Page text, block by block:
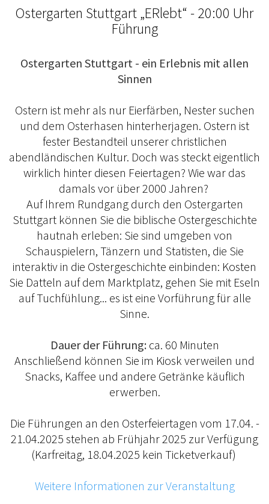
Ostergarten Stuttgart „ERlebt“ - 20:00 Uhr
Führung
Ostergarten Stuttgart - ein Erlebnis mit allen
Sinnen
Ostern ist mehr als nur Eierfärben, Nester suchen
und dem Osterhasen hinterherjagen. Ostern ist
fester Bestandteil unserer christlichen
abendländischen Kultur. Doch was steckt eigentlich
wirklich hinter diesen Feiertagen? Wie war das
damals vor über 2000 Jahren?
Auf Ihrem Rundgang durch den Ostergarten
Stuttgart können Sie die biblische Ostergeschichte
hautnah erleben: Sie sind umgeben von
Schauspielern, Tänzern und Statisten, die Sie
interaktiv in die Ostergeschichte einbinden: Kosten
Sie Datteln auf dem Marktplatz, gehen Sie mit Eseln
auf Tuchfühlung... es ist eine Vorführung für alle
Sinne.
Dauer der Führung:ca. 60 Minuten
Anschließend können Sie im Kiosk verweilen und
Snacks, Kaffee und andere Getränke käuflich
erwerben.
Die Führungen an den Osterfeiertagen vom 17.04. -
21.04.2025 stehen ab Frühjahr 2025 zur Verfügung
(Karfreitag, 18.04.2025 kein Ticketverkauf)
Weitere Informationen zur Veranstaltung